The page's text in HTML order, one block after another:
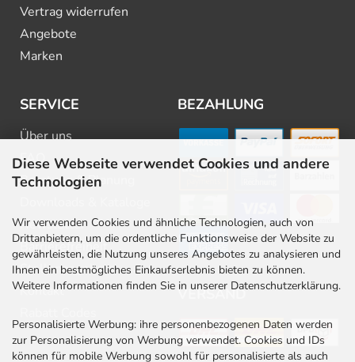
Diese Webseite verwendet Cookies und andere
Technologien
Wir verwenden Cookies und ähnliche Technologien, auch von
Drittanbietern, um die ordentliche Funktionsweise der Website zu
gewährleisten, die Nutzung unseres Angebotes zu analysieren und
Ihnen ein bestmögliches Einkaufserlebnis bieten zu können.
Weitere Informationen finden Sie in unserer Datenschutzerklärung.
Personalisierte Werbung: ihre personenbezogenen Daten werden
zur Personalisierung von Werbung verwendet. Cookies und IDs
können für mobile Werbung sowohl für personalisierte als auch
Vertrag widerrufen
Angebote
Marken
SERVICE
Über uns
FAQ
Beratung & Planung
Newsletter
Barrierefreiheit
Stellenangebote
Kontakt
BEZAHLUNG
VERSAND